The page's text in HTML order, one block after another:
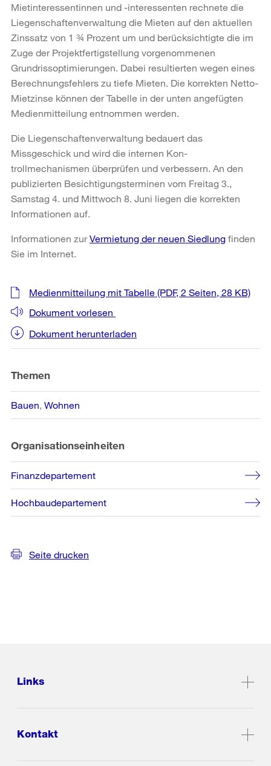
Mietinteressentinnen und -interessenten rechnete die
Liegenschaftenverwaltung die Mieten auf den aktuellen
Zinssatz von 1 ¾ Prozent um und berücksichtigte die im
Zuge der Projekt­fertig­stellung vorgenommenen
Grundrissoptimierungen. Dabei resultierten wegen eines
Berech­nungs­fehlers zu tiefe Mieten. Die korrekten Netto-
Mietzinse können der Tabelle in der unten angefügten
Medienmitteilung entnommen werden.
Die Liegenschaftenverwaltung bedauert das
Missgeschick und wird die internen Kon­
trollmechanismen überprüfen und verbessern. An den
publizierten Besichtigungsterminen vom Freitag 3.,
Samstag 4. und Mittwoch 8. Juni liegen die korrekten
Informationen auf.
Informationen zurVermietung der neuen Siedlung finden
Sie im Internet.
Weitere
Informationen
Medienmitteilung mit Tabelle (PDF, 2 Seiten, 28 KB)
Dokument vorlesen
Dokument herunterladen
Themen
Bauen Wohnen
Organisationseinheiten
Finanzdepartement
Hochbaudepartement
Seite drucken
Links
Kontakt